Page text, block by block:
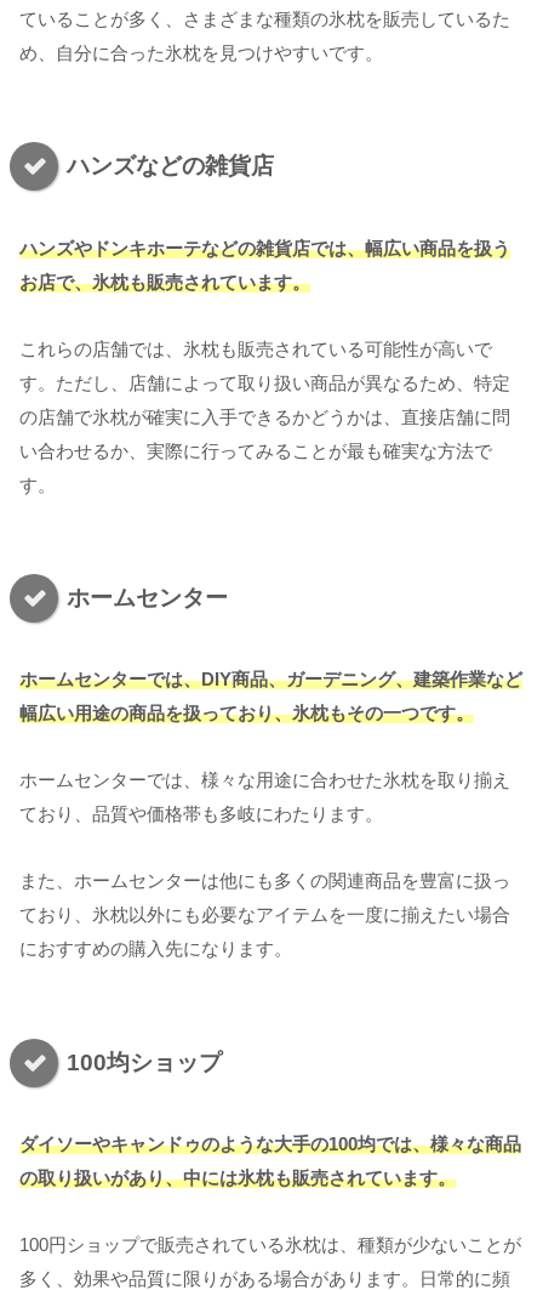
ていることが多く、さまざまな種類の氷枕を販売しているた
め、自分に合った氷枕を見つけやすいです。
ハンズなどの雑貨店
ハンズやドンキホーテなどの雑貨店では、幅広い商品を扱う
お店で、氷枕も販売されています。
これらの店舗では、氷枕も販売されている可能性が高いで
す。ただし、店舗によって取り扱い商品が異なるため、特定
の店舗で氷枕が確実に入手できるかどうかは、直接店舗に問
い合わせるか、実際に行ってみることが最も確実な方法で
す。
ホームセンター
ホームセンターでは、DIY商品、ガーデニング、建築作業など
幅広い用途の商品を扱っており、氷枕もその一つです。
ホームセンターでは、様々な用途に合わせた氷枕を取り揃え
ており、品質や価格帯も多岐にわたります。
また、ホームセンターは他にも多くの関連商品を豊富に扱っ
ており、氷枕以外にも必要なアイテムを一度に揃えたい場合
におすすめの購入先になります。
100均ショップ
ダイソーやキャンドゥのような大手の100均では、様々な商品
の取り扱いがあり、中には氷枕も販売されています。
100円ショップで販売されている氷枕は、種類が少ないことが
多く、効果や品質に限りがある場合があります。日常的に頻